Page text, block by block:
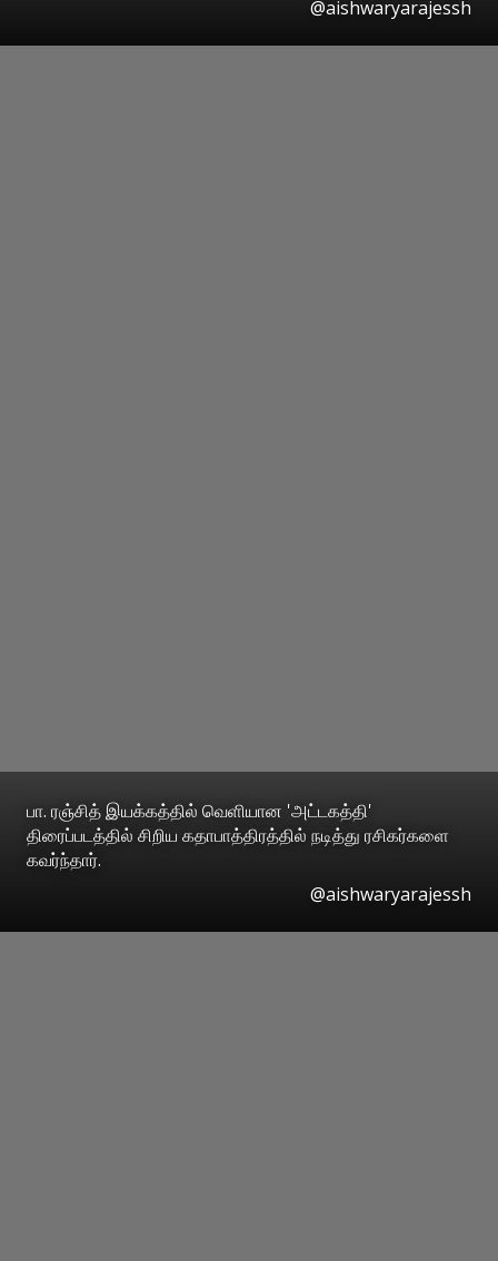
@aishwaryarajessh
பா. ரஞ்சித் இயக்கத்தில் வெளியான 'அட்டகத்தி'
திரைப்படத்தில் சிறிய கதாபாத்திரத்தில் நடித்து ரசிகர்களை
கவர்ந்தார்.
@aishwaryarajessh